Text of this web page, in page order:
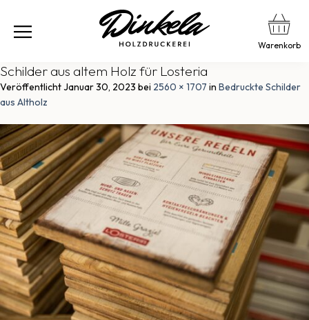
Warenkorb
Schilder aus altem Holz für Losteria
VeröffentlichtJanuar 30, 2023 bei 2560 × 1707 in Bedruckte Schilder
aus Altholz